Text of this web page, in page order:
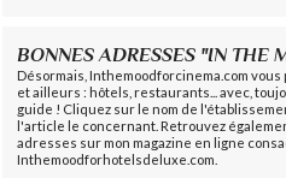
BONNES ADRESSES "IN THE
Désormais, Inthemoodforcinema.com
et ailleurs : hôtels, restaurants... avec,
guide ! Cliquez sur le nom de
l'article le concernant. Retrouvez
adresses sur mon magazine en ligne
Inthemoodforhotelsdeluxe.com.